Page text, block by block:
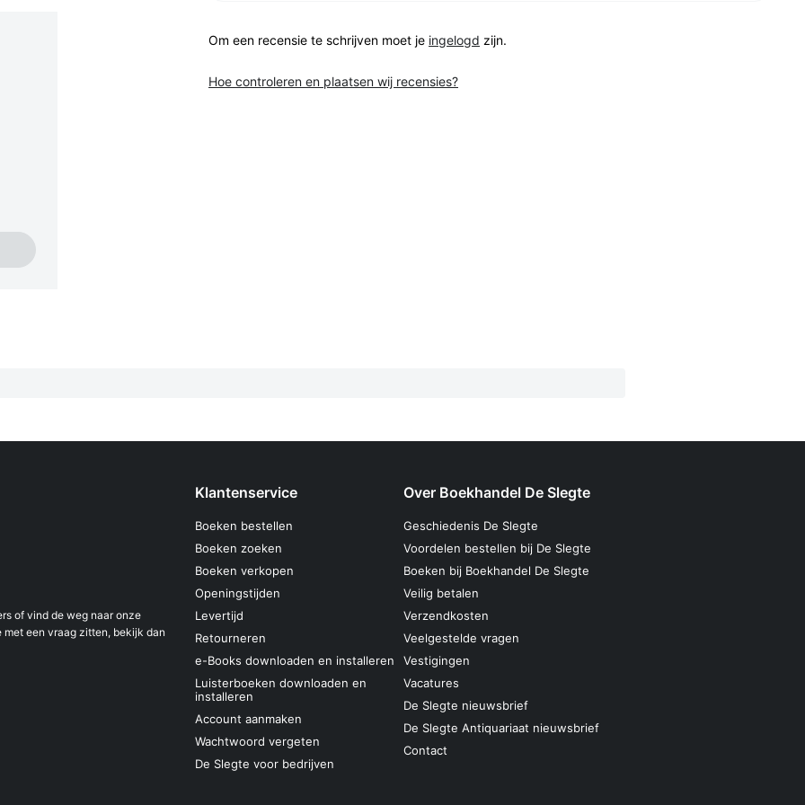
Om een recensie te schrijven moet je ingelogd zijn.
Hoe controleren en plaatsen wij recensies?
of vind de weg naar onze
een vraag zitten, bekijk dan
Klantenservice
Boeken bestellen
Boeken zoeken
Boeken verkopen
Openingstijden
Levertijd
Retourneren
e-Books downloaden en installeren
Luisterboeken downloaden en
installeren
Account aanmaken
Wachtwoord vergeten
De Slegte voor bedrijven
Over Boekhandel De Slegte
Geschiedenis De Slegte
Voordelen bestellen bij De Slegte
Boeken bij Boekhandel De Slegte
Veilig betalen
Verzendkosten
Veelgestelde vragen
Vestigingen
Vacatures
De Slegte nieuwsbrief
De Slegte Antiquariaat nieuwsbrief
Contact